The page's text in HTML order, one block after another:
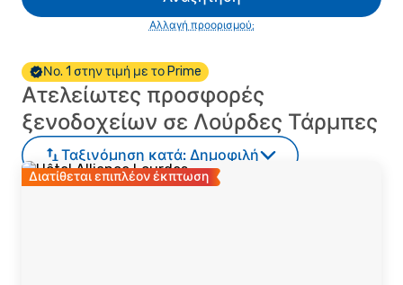
Αλλαγή προορισμού;
Νο. 1 στην τιμή με το Prime
Ατελείωτες προσφορές
ξενοδοχείων σε Λούρδες Τάρμπες
Ταξινόμηση κατά: Δημοφιλή
Διατίθεται επιπλέον έκπτωση